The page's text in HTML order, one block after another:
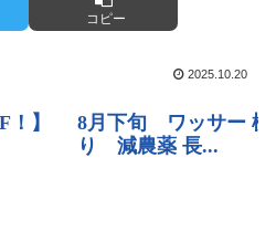
コピー
2025.10.20